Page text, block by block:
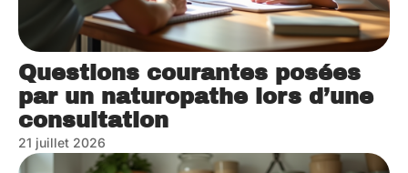
Questions courantes posées
par un naturopathe lors d’une
consultation
21 juillet 2026